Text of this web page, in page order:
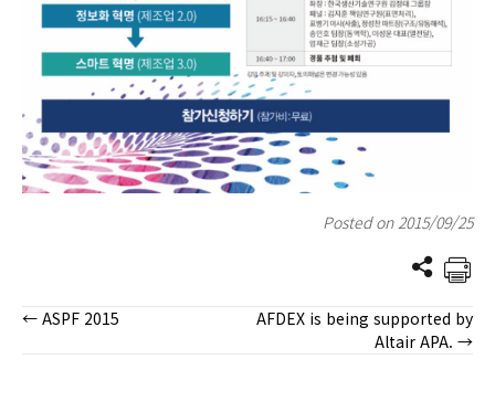
Posted on 2015/09/25
Posts
← ASPF 2015
AFDEX is being supported by
Altair APA. →